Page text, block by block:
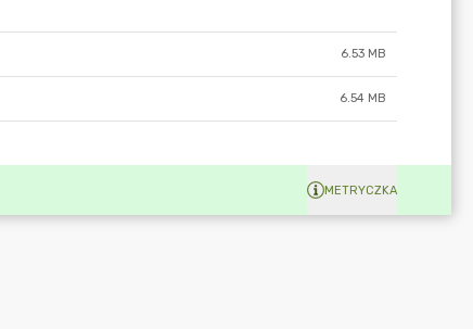
6.53 MB
6.54 MB
METRYCZKA